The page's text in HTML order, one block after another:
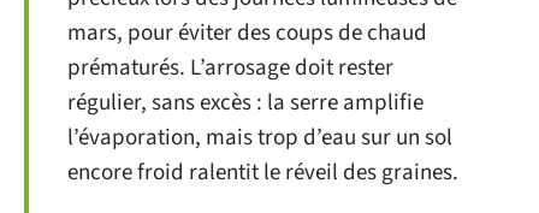
mars, pour éviter des coups de chaud
prématurés. L’arrosage doit rester
régulier, sans excès : la serre amplifie
l’évaporation, mais trop d’eau sur un sol
encore froid ralentit le réveil des graines.